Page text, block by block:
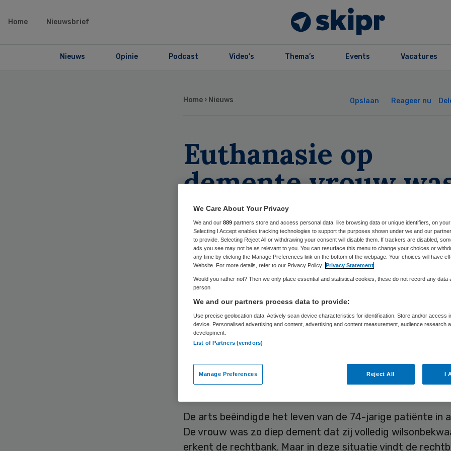
Home Nieuwsbrief
Nieuws Opinie Podcast Video’s Thema’s Events Vacatures
Home › Nieuws Opslaan Reageer nu
Euthanasie op
demente vrouw
zorgvuldig
Skipr Redactie 11 september 2019,07:36 43 keer gelezen
Voormalig verpleeghuisarts Catharina A. (68) heeft volgens
rechtbank in Den Haag op zorgvuldige wijze euthanasie
op een diep dementerende patiënte. De rechtbank heeft
daarom ontslagen van alle rechtsvervolging. Het Openbaar
Ministerie wilde een veroordeling voor moord, omdat de
weliswaar een wilsverklaring had maar haar stervenswens
De arts beëindigde het leven van de 74-jarige patiënte in
De vrouw was zo diep dement dat zij volledig
erkent de rechtbank. Maar in deze situatie vindt de
We Care About Your Privacy
We and our 889 partners store and access personal data, like browsing data or unique identifiers, on your
Selecting I Accept enables tracking technologies to support the purposes shown under we and our
to provide. Selecting Reject All or withdrawing your consent will disable them. If trackers are disabled,
ads you see may not be as relevant to you. You can resurface this menu to change your choices or
any time by clicking the Manage Preferences link on the bottom of the webpage. Your choices will have
Website. For more details, refer to our Privacy Policy. Privacy Statement
Would you rather not? Then we only place essential and statistical cookies, these do not record any data
person
We and our partners process data to provide:
Use precise geolocation data. Actively scan device characteristics for identification. Store and/or access
device. Personalised advertising and content, advertising and content measurement, audience research
development.
List of Partners (vendors)
Manage Preferences Reject All I